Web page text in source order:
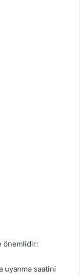
önemlidir:
uyanma saatini